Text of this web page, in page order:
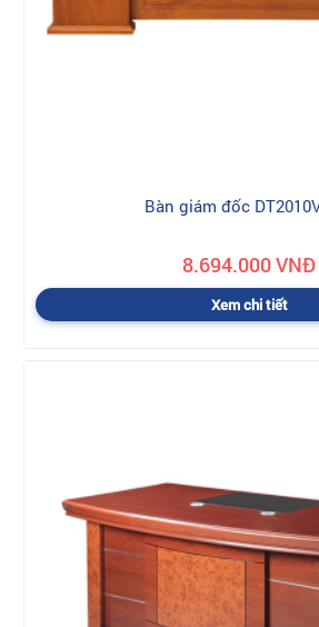
Bàn giám đốc
8.694.000 VNĐ
Xem chi tiết